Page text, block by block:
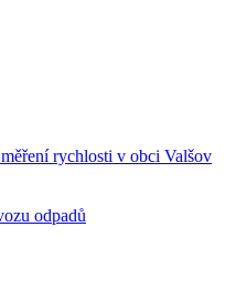
rychlosti v obci Valšov
odpadů